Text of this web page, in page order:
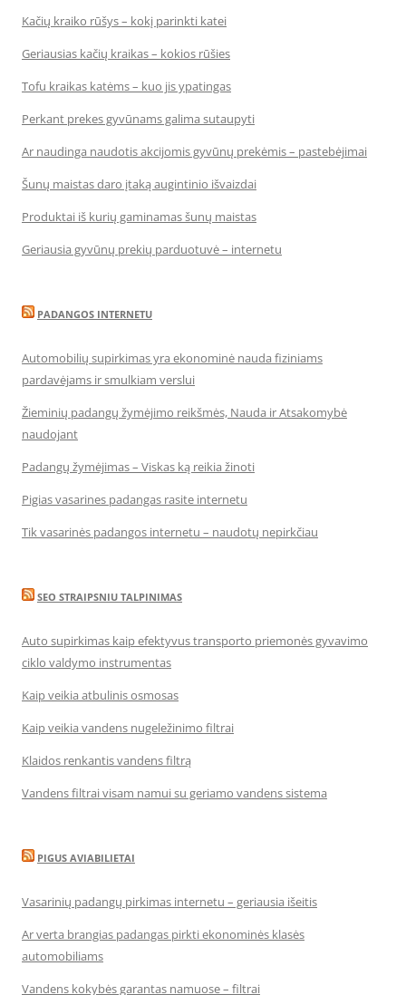
Kačių kraiko rūšys – kokį parinkti katei
Geriausias kačių kraikas – kokios rūšies
Tofu kraikas katėms – kuo jis ypatingas
Perkant prekes gyvūnams galima sutaupyti
Ar naudinga naudotis akcijomis gyvūnų prekėmis – pastebėjimai
Šunų maistas daro įtaką augintinio išvaizdai
Produktai iš kurių gaminamas šunų maistas
Geriausia gyvūnų prekių parduotuvė – internetu
PADANGOS INTERNETU
Automobilių supirkimas yra ekonominė nauda fiziniams
pardavėjams ir smulkiam verslui
Žieminių padangų žymėjimo reikšmės, Nauda ir Atsakomybė
naudojant
Padangų žymėjimas – Viskas ką reikia žinoti
Pigias vasarines padangas rasite internetu
Tik vasarinės padangos internetu – naudotų nepirkčiau
SEO STRAIPSNIU TALPINIMAS
Auto supirkimas kaip efektyvus transporto priemonės gyvavimo
ciklo valdymo instrumentas
Kaip veikia atbulinis osmosas
Kaip veikia vandens nugeležinimo filtrai
Klaidos renkantis vandens filtrą
Vandens filtrai visam namui su geriamo vandens sistema
PIGUS AVIABILIETAI
Vasarinių padangų pirkimas internetu – geriausia išeitis
Ar verta brangias padangas pirkti ekonominės klasės
automobiliams
Vandens kokybės garantas namuose – filtrai